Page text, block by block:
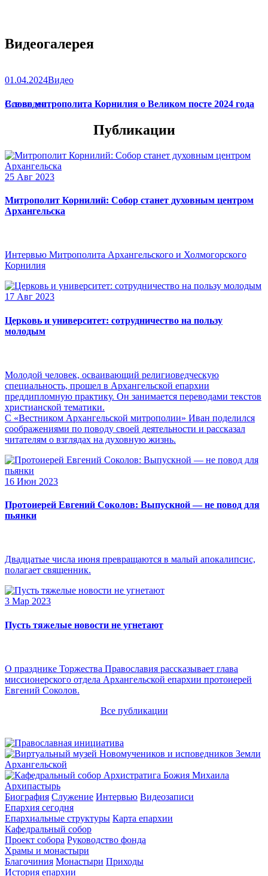
Видеогалерея
01.04.2024Видео
Слово митрополита Корнилия о Великом посте 2024 года
Все видео
Публикации
25 Авг 2023
Митрополит Корнилий: Собор станет духовным центром
Архангельска
Интервью Митрополита Архангельского и Холмогорского
Корнилия
17 Авг 2023
Церковь и университет: сотрудничество на пользу
молодым
Молодой человек, осваивающий религиоведческую
специальность, прошел в Архангельской епархии
преддипломную практику. Он занимается переводами текстов
христианской тематики.
С «Вестником Архангельской митрополии» Иван поделился
соображениями по поводу своей деятельности и рассказал
читателям о взглядах на духовную жизнь.
16 Июн 2023
Протоиерей Евгений Соколов: Выпускной — не повод для
пьянки
Двадцатые числа июня превращаются в малый апокалипсис,
полагает священник.
3 Мар 2023
Пусть тяжелые новости не угнетают
О празднике Торжества Православия рассказывает глава
миссионерского отдела Архангельской епархии протоиерей
Евгений Соколов.
Все публикации
Архипастырь
Биография Служение Интервью Видеозаписи
Епархия сегодня
Епархиальные структуры Карта епархии
Кафедральный собор
Проект собора Руководство фонда
Храмы и монастыри
Благочиния Монастыри Приходы
История епархии